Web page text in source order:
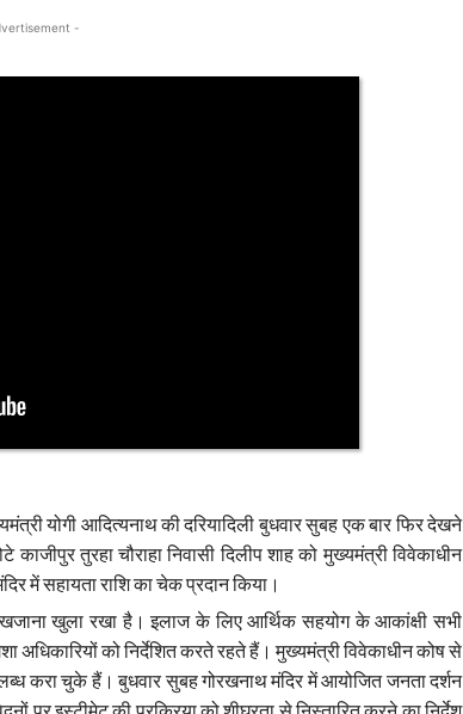
-
योगी आदित्यनाथ की दरियादिली बुधवार सुबह एक बार फिर देखने
तुरहा चौराहा निवासी दिलीप शाह को मुख्यमंत्री विवेकाधीन
में सहायता राशि का चेक प्रदान किया।
खुला रखा है। इलाज के लिए आर्थिक सहयोग के आकांक्षी सभी
को निर्देशित करते रहते हैं। मुख्यमंत्री विवेकाधीन कोष से
करा चुके हैं। बुधवार सुबह गोरखनाथ मंदिर में आयोजित जनता दर्शन